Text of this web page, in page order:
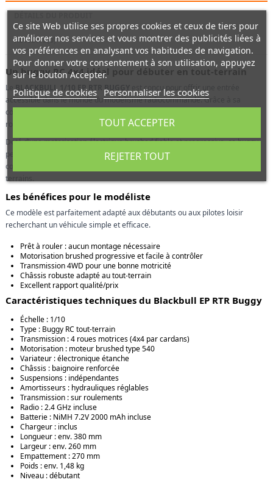
REVIEWS(0)
Un buggy RC 4x4 idéal pour débuter en tout-terrain
LeBLACKBULL 1/10 EP RTR BUGGY
est conçu pour offrir une entrée
accessible dans le monde du modélisme radiocommandé. Grâce à sa
configuration RTR (Ready To Run), il est entièrement assemblé et prêt à
rouler dès la sortie de boîte.
Doté d’une motorisation électrique brushed fiable et progressive, ce buggy
permet d’apprendre les bases du pilotage en toute sérénité, tout en
conservant des performances suffisantes pour s’amuser sur différents
terrains.
Les bénéfices pour le modéliste
Ce modèle est parfaitement adapté aux débutants ou aux pilotes loisir
recherchant un véhicule simple et efficace.
Prêt à rouler : aucun montage nécessaire
Motorisation brushed progressive et facile à contrôler
Transmission 4WD pour une bonne motricité
Châssis robuste adapté au tout-terrain
Excellent rapport qualité/prix
Caractéristiques techniques du Blackbull EP RTR Buggy
Échelle : 1/10
Type : Buggy RC tout-terrain
Transmission : 4 roues motrices (4x4 par cardans)
Motorisation : moteur brushed type 540
Variateur : électronique étanche
Châssis : baignoire renforcée
Suspensions : indépendantes
Amortisseurs : hydrauliques réglables
Transmission : sur roulements
Radio : 2.4 GHz incluse
Batterie : NiMH 7.2V 2000 mAh incluse
Chargeur : inclus
Longueur : env. 380 mm
Largeur : env. 260 mm
Empattement : 270 mm
Poids : env. 1,48 kg
Niveau : débutant
Ce site Web utilise ses propres cookies et ceux de tiers pour
améliorer nos services et vous montrer des publicités liées à
vos préférences en analysant vos habitudes de navigation.
Pour donner votre consentement à son utilisation, appuyez
sur le bouton Accepter.
Politique de cookies Personnaliser les cookies
REJETER TOUT
TOUT ACCEPTER